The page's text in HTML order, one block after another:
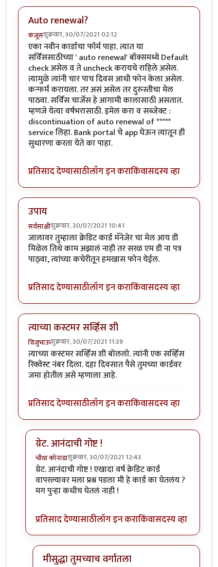
Auto renewal?
कंजूसशुक्रवार, 30/07/2021 02:12
एका नवीन कार्डाचा फॉर्म पाहा. त्यात या
सर्विससाठीच्या ' auto renewal' बॉक्समध्ये Default
check असेल व ते uncheck करायचे राहिले असेल.
त्यामुळे त्यांनी चार पाच दिवस आधी फोन केला असेल.
कन्फर्म करायला. तर असं असेल तर दुरुस्तीचा मेल
पाठवा. सर्विस चार्जेस हे आगामी कालासाठी असतात.
म्हणजे येत्या वर्षभरासाठी. इमेल करा व सब्जेक्ट :
discontinuation of auto renewal of *****
service लिहा. Bank portal चे app घेऊन त्यातून ही
सुधारणा करता येते का पाहा.
प्रतिसाद देण्यासाठीलॉग इन कराकिंवासदस्य व्हा
उपाय
सर्वसाक्षीशुक्रवार, 30/07/2021 10:41
जालावर तुम्हाला क्रेडिट कार्ड मॅनेजेर चा मेल आय डी
मिळेल तिथे काम अझालं नाही तर सरळ एम डी ना पत्र
पाठ्वा, त्यांच्या कचेरीतून हमखास फोन येईल.
प्रतिसाद देण्यासाठीलॉग इन कराकिंवासदस्य व्हा
त्याच्या कस्टमर सर्व्हिस शी
विजुभाऊशुक्रवार, 30/07/2021 11:39
त्याच्या कस्टमर सर्व्हिस शी बोललो. त्यांनी एक सर्व्हिस
रिक्वेस्ट नंबर दिला. दहा दिवसात पैसे तुमच्या कार्डवर
जमा होतील असे म्हणाला आहे.
प्रतिसाद देण्यासाठीलॉग इन कराकिंवासदस्य व्हा
ग्रेट. आनंदाची गोष्ट !
चौथा कोनाडाशुक्रवार, 30/07/2021 12:43
In reply toत्याच्या कस्टमर सर्व्हिस शीby
ग्रेट. आनंदाची गोष्ट ! एखादा वर्ष क्रेडिट कार्ड
वापरल्यावर मला प्रश्न पडला मी हे कार्ड का घेतलंय ?
मग पुन्हा कधीच घेतलं नाही !
प्रतिसाद देण्यासाठीलॉग इन कराकिंवासदस्य व्हा
मीसुद्धा तुमच्याच वर्गातला